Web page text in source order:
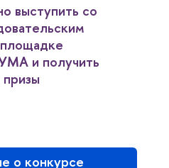
выступить со
и получить
о конкурсе